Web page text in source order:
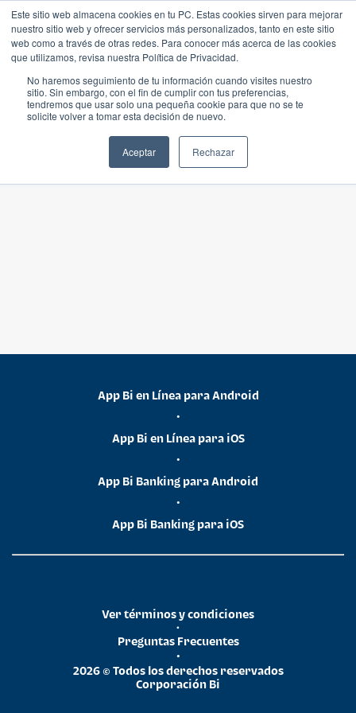
Este sitio web almacena cookies en tu PC. Estas cookies sirven para mejorar
nuestro sitio web y ofrecer servicios más personalizados, tanto en este sitio
web como a través de otras redes. Para conocer más acerca de las cookies
que utilizamos, revisa nuestra Política de Privacidad.
No haremos seguimiento de tu información cuando visites nuestro
sitio. Sin embargo, con el fin de cumplir con tus preferencias,
tendremos que usar solo una pequeña cookie para que no se te
solicite volver a tomar esta decisión de nuevo.
Aceptar Rechazar
App Bi en Línea para Android
•
App Bi en Línea para iOS
•
App Bi Banking para Android
•
App Bi Banking para iOS
2026 © Todos los derechos reservados
Corporación Bi
•
Preguntas Frecuentes
•
Ver términos y condiciones